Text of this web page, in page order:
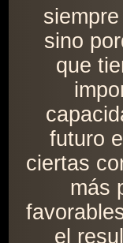
sino
que
futuro
ciertas
más
el